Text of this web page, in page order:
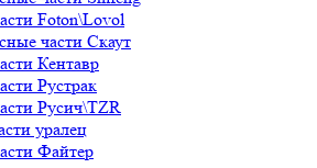
Foton\Lovol
части Скаут
Кентавр
Рустрак
Русич\TZR
уралец
Файтер